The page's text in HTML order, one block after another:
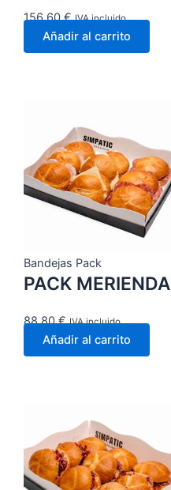
156,60€ IVA incluido
Añadir al carrito
Bandejas Pack
PACK MERIENDA
88,80€ IVA incluido
Añadir al carrito